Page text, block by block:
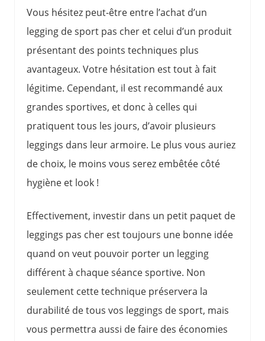
Vous hésitez peut-être entre l’achat d’un
legging de sport pas cher et celui d’un produit
présentant des points techniques plus
avantageux. Votre hésitation est tout à fait
légitime. Cependant, il est recommandé aux
grandes sportives, et donc à celles qui
pratiquent tous les jours, d’avoir plusieurs
leggings dans leur armoire. Le plus vous auriez
de choix, le moins vous serez embêtée côté
hygiène et look !
Effectivement, investir dans un petit paquet de
leggings pas cher est toujours une bonne idée
quand on veut pouvoir porter un legging
différent à chaque séance sportive. Non
seulement cette technique préservera la
durabilité de tous vos leggings de sport, mais
vous permettra aussi de faire des économies